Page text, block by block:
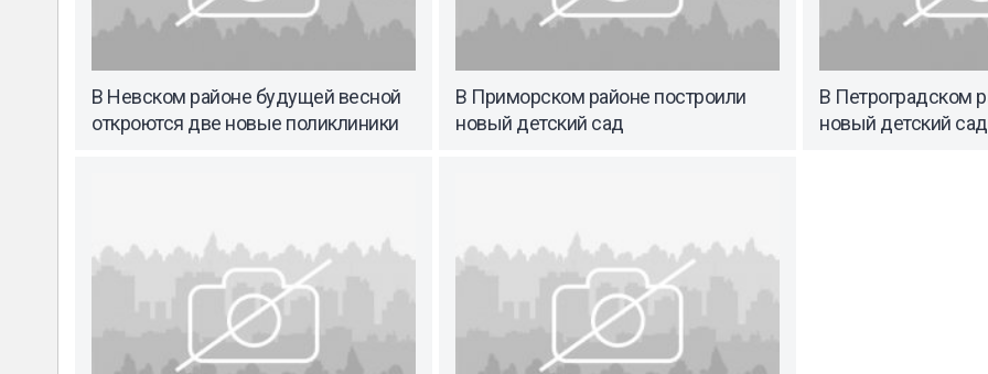
В Невском районе будущей весной
откроются две новые поликлиники
В Приморском районе построили
новый детский сад
В Петроградском
новый детский сад